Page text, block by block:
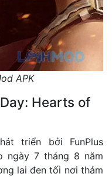
APK
Hearts of
triển bởi FunPlus
ngày 7 tháng 8 năm
lai đen tối nơi thảm